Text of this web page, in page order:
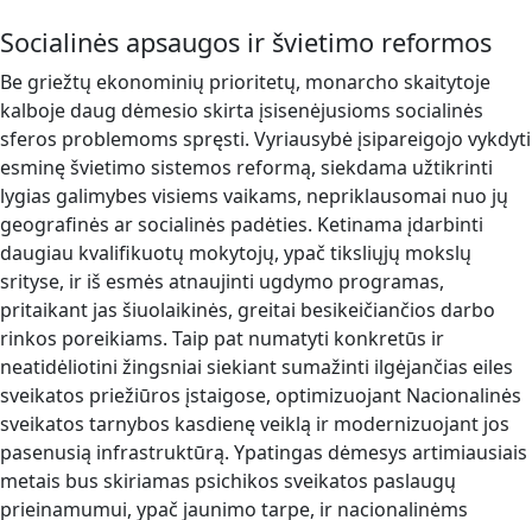
Socialinės apsaugos ir švietimo reformos
Be griežtų ekonominių prioritetų, monarcho skaitytoje
kalboje daug dėmesio skirta įsisenėjusioms socialinės
sferos problemoms spręsti. Vyriausybė įsipareigojo vykdyti
esminę švietimo sistemos reformą, siekdama užtikrinti
lygias galimybes visiems vaikams, nepriklausomai nuo jų
geografinės ar socialinės padėties. Ketinama įdarbinti
daugiau kvalifikuotų mokytojų, ypač tiksliųjų mokslų
srityse, ir iš esmės atnaujinti ugdymo programas,
pritaikant jas šiuolaikinės, greitai besikeičiančios darbo
rinkos poreikiams. Taip pat numatyti konkretūs ir
neatidėliotini žingsniai siekiant sumažinti ilgėjančias eiles
sveikatos priežiūros įstaigose, optimizuojant Nacionalinės
sveikatos tarnybos kasdienę veiklą ir modernizuojant jos
pasenusią infrastruktūrą. Ypatingas dėmesys artimiausiais
metais bus skiriamas psichikos sveikatos paslaugų
prieinamumui, ypač jaunimo tarpe, ir nacionalinėms